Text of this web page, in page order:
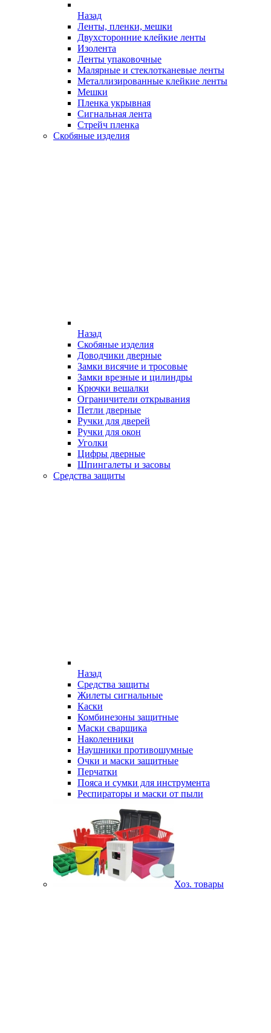
Назад
Ленты, пленки, мешки
Двухсторонние клейкие ленты
Изолента
Ленты упаковочные
Малярные и стеклотканевые ленты
Металлизированные клейкие ленты
Мешки
Пленка укрывная
Сигнальная лента
Стрейч пленка
Скобяные изделия
Назад
Скобяные изделия
Доводчики дверные
Замки висячие и тросовые
Замки врезные и цилиндры
Крючки вешалки
Ограничители открывания
Петли дверные
Ручки для дверей
Ручки для окон
Уголки
Цифры дверные
Шпингалеты и засовы
Средства защиты
Назад
Средства защиты
Жилеты сигнальные
Каски
Комбинезоны защитные
Маски сварщика
Наколенники
Наушники противошумные
Очки и маски защитные
Перчатки
Пояса и сумки для инструмента
Респираторы и маски от пыли
Хоз. товары